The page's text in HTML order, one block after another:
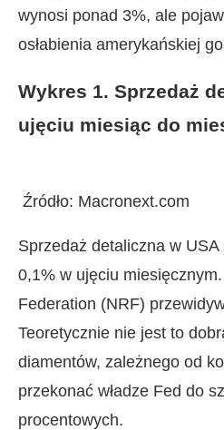
wynosi ponad 3%, ale
osłabienia amerykańskiej
Wykres 1. Sprzedaż
ujęciu miesiąc do
Źródło: Macronext.com
Sprzedaż detaliczna w USA
0,1% w ujęciu
Federation (NRF)
Teoretycznie nie jest to
diamentów, zależnego od
przekonać władze Fed do
procentowych.